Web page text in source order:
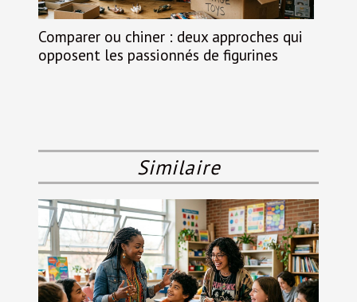
Comparer ou chiner : deux approches qui
opposent les passionnés de figurines
Similaire